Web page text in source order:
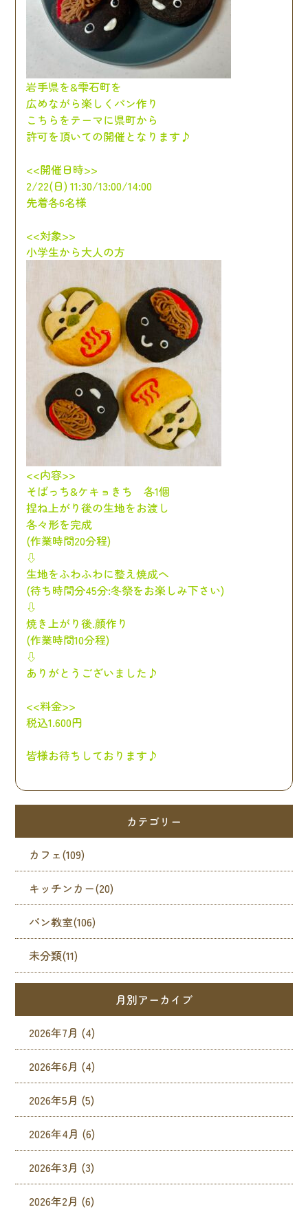
岩手県を&雫石町を
広めながら楽しくパン作り
こちらをテーマに県町から
許可を頂いての開催となります♪
<<開催日時>>
2/22(日) 11:30/13:00/14:00
先着各6名様
<<対象>>
小学生から大人の方
<<内容>>
そばっち&ケキョきち 各1個
捏ね上がり後の生地をお渡し
各々形を完成
(作業時間20分程)
⇩
生地をふわふわに整え焼成へ
(待ち時間分45分:冬祭をお楽しみ下さい)
⇩
焼き上がり後.顔作り
(作業時間10分程)
⇩
ありがとうございました♪
<<料金>>
税込1.600円
皆様お待ちしております♪
カテゴリー
カフェ(109)
キッチンカー(20)
パン教室(106)
未分類(11)
月別アーカイブ
2026年7月 (4)
2026年6月 (4)
2026年5月 (5)
2026年4月 (6)
2026年3月 (3)
2026年2月 (6)